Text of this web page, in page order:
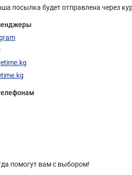
посылка будет отправлена через
помогут вам с выбором!